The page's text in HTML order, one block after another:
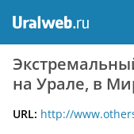
на Урале, в
URL: http://